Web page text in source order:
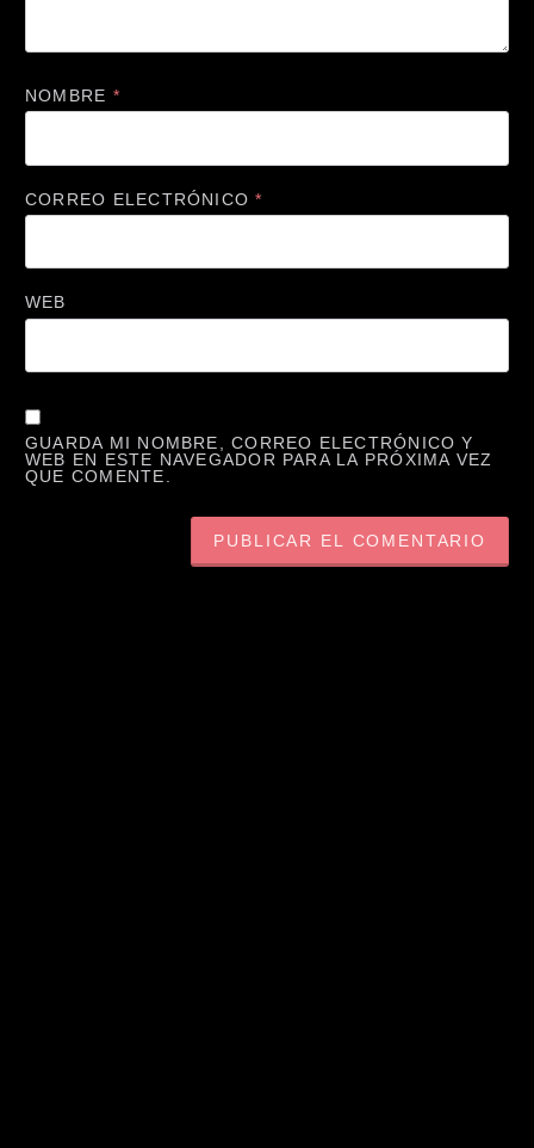
NOMBRE *
CORREO ELECTRÓNICO*
WEB
GUARDA MI NOMBRE, CORREO ELECTRÓNICO Y
WEB EN ESTE NAVEGADOR PARA LA PRÓXIMA VEZ
QUE COMENTE.